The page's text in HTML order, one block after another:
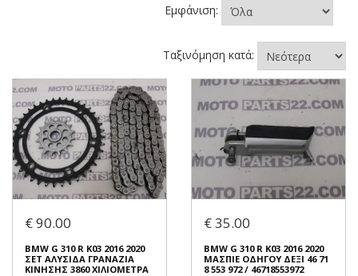
Εμφάνιση:
Ταξινόμηση κατά:
€ 90.00
BMW G 310 R K03 2016 2020
ΣΕΤ ΑΛΥΣΙΔΑ ΓΡΑΝΑΖΙΑ
ΚΙΝΗΣΗΣ 3860 ΧΙΛΙΟΜΕΤΡΑ
€ 35.00
BMW G 310 R K03 2016 2020
ΜΑΣΠΙΕ ΟΔΗΓΟΥ ΔΕΞΙ 46 71
8 553 972 / 46718553972